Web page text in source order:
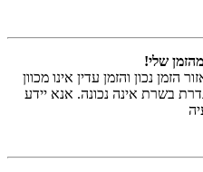
שלי!
נכון והזמן עדין אינו מכוון
בשרת אינה נכונה. אנא יידע